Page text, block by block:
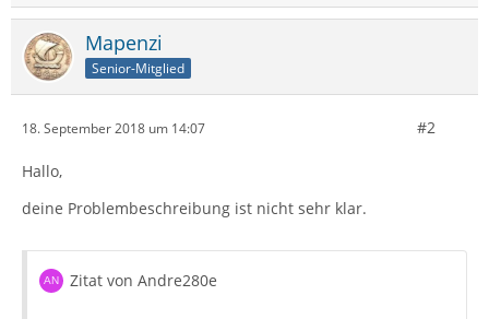
Mapenzi
Senior-Mitglied
18. September 2018 um 14:07 #2
Hallo,
deine Problembeschreibung ist nicht sehr klar.
Zitat von Andre280e